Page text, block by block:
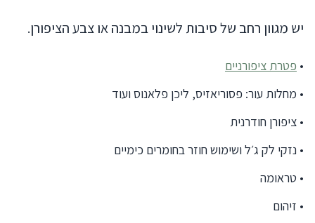
יש מגוון רחב של סיבות לשינוי במבנה או צבע הציפורן.
• פטרת ציפורניים
• מחלות עור: פסוריאזיס, ליכן פלאנוס ועוד
• ציפורן חודרנית
• נזקי לק ג׳ל ושימוש חוזר בחומרים כימיים
• טראומה
• זיהום